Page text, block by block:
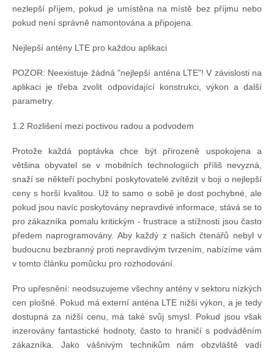
nezlepší příjem, pokud je umístěna na místě bez příjmu nebo
pokud není správně namontována a připojena.
Nejlepší antény LTE pro každou aplikaci
POZOR: Neexistuje žádná "nejlepší anténa LTE"! V závislosti na
aplikaci je třeba zvolit odpovídající konstrukci, výkon a další
parametry.
1.2 Rozlišení mezi poctivou radou a podvodem
Protože každá poptávka chce být přirozeně uspokojena a
většina obyvatel se v mobilních technologiích příliš nevyzná,
snaží se někteří pochybní poskytovatelé zvítězit v boji o nejlepší
ceny s horší kvalitou. Už to samo o sobě je dost pochybné, ale
pokud jsou navíc poskytovány nepravdivé informace, stává se to
pro zákazníka pomalu kritickým - frustrace a stížnosti jsou často
předem naprogramovány. Aby každý z našich čtenářů nebyl v
budoucnu bezbranný proti nepravdivým tvrzením, nabízíme vám
v tomto článku pomůcku pro rozhodování.
Pro upřesnění: neodsuzujeme všechny antény v sektoru nízkých
cen plošně. Pokud má externí anténa LTE nižší výkon, a je tedy
dostupná za nižší cenu, má také svůj smysl. Pokud jsou však
inzerovány fantastické hodnoty, často to hraničí s podváděním
zákazníka. Jako vášnivým technikům nám obzvláště vadí